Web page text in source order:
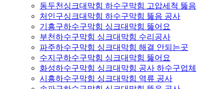
동두천싱크대막힘 하수구막힘 고압세척 뚫음
처인구싱크대막힘 하수구막힘 뚫음 공사
기흥구하수구막힘 싱크대막힘 뚫어요
부천하수구막힘 싱크대막힘 수리공사
파주하수구막힘 싱크대막힘 해결 안되는곳
수지구하수구막힘 싱크대막힘 뚫어요
화성하수구막힘 싱크대막힘 공사 하수구업체
시흥하수구막힘 싱크대막힘 역류 공사